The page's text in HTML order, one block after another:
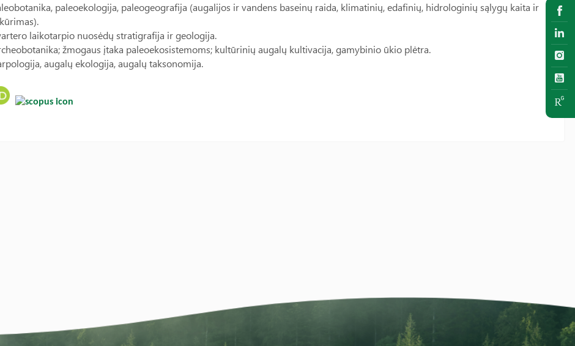
paleoekologija, paleogeografija (augalijos ir vandens baseinų raida, klimatinių, edafinių, hidrologinių sąlygų kaita ir
laikotarpio nuosėdų stratigrafija ir geologija.
žmogaus įtaka paleoekosistemoms; kultūrinių augalų kultivacija, gamybinio ūkio plėtra.
augalų ekologija, augalų taksonomija.